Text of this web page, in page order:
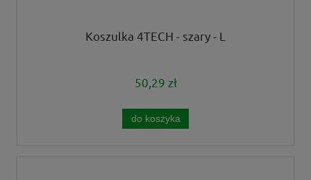
Koszulka 4TECH - szary - L
50,29 zł
do koszyka